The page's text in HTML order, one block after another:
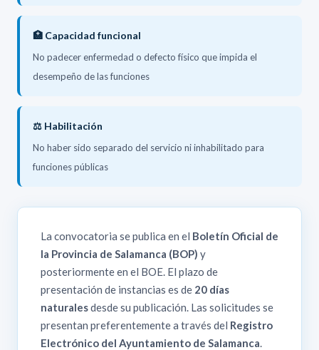
🏥 Capacidad funcional
No padecer enfermedad o defecto físico que impida el
desempeño de las funciones
⚖️ Habilitación
No haber sido separado del servicio ni inhabilitado para
funciones públicas
La convocatoria se publica en el Boletín Oficial de
la Provincia de Salamanca (BOP) y
posteriormente en el BOE. El plazo de
presentación de instancias es de 20 días
naturalesdesde su publicación. Las solicitudes se
presentan preferentemente a través del Registro
Electrónico del Ayuntamiento de Salamanca